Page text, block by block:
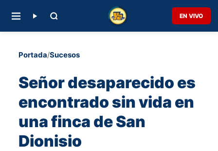
EN VIVO
Portada/Sucesos
Señor desaparecido es
encontrado sin vida en
una finca de San
Dionisio